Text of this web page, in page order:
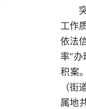
工作
依法
率”
积案
（
属地